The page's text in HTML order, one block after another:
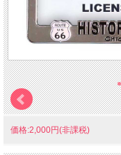
価格:2,000円(非課税)